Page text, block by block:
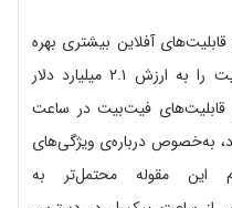
آفلاین بیشتری بهره
می‌برد. گوگل که رسما شرکت فیت‌بیت را به ارزش ۲.۱ میلیارد دلار
فیت‌بیت در ساعت
به‌خصوص درباره‌ی ویژگی‌های
این مقوله محتمل‌تر به